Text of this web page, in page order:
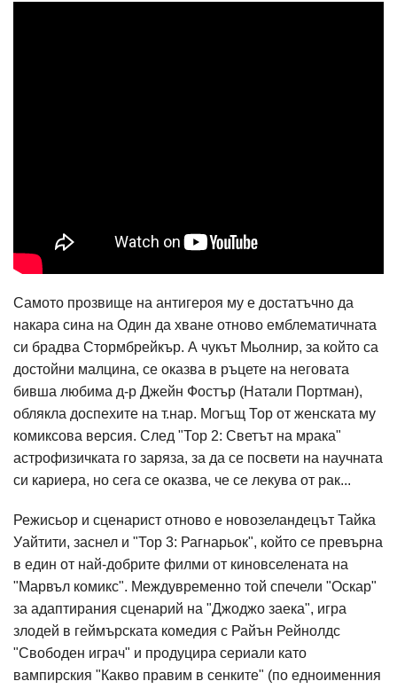
Самото прозвище на антигероя му е достатъчно да
накара сина на Один да хване отново емблематичната
си брадва Стормбрейкър. А чукът Мьолнир, за който са
достойни малцина, се оказва в ръцете на неговата
бивша любима д-р Джейн Фостър (Натали Портман),
облякла доспехите на т.нар. Могъщ Тор от женската му
комиксова версия. След "Тор 2: Светът на мрака"
астрофизичката го заряза, за да се посвети на научната
си кариера, но сега се оказва, че се лекува от рак...
Режисьор и сценарист отново е новозеландецът Тайка
Уайтити, заснел и "Тор 3: Рагнарьок", който се превърна
в един от най-добрите филми от киновселената на
"Марвъл комикс". Междувременно той спечели "Оскар"
за адаптирания сценарий на "Джоджо заека", игра
злодей в геймърската комедия с Райън Рейнолдс
"Свободен играч" и продуцира сериали като
вампирския "Какво правим в сенките" (по едноименния